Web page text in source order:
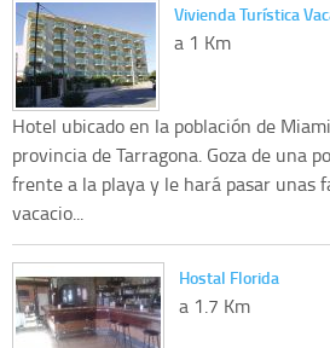
Vivienda Turística
a 1 Km
Hotel ubicado en la población de
provincia de Tarragona. Goza de una
frente a la playa y le hará pasar unas
vacacio...
Hostal Florida
a 1.7 Km